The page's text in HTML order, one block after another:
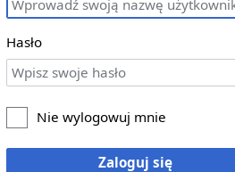
Hasło
Nie wylogowuj mnie
Zaloguj się